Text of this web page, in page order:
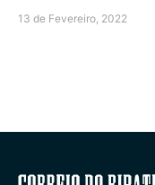
13 de Fevereiro, 2022